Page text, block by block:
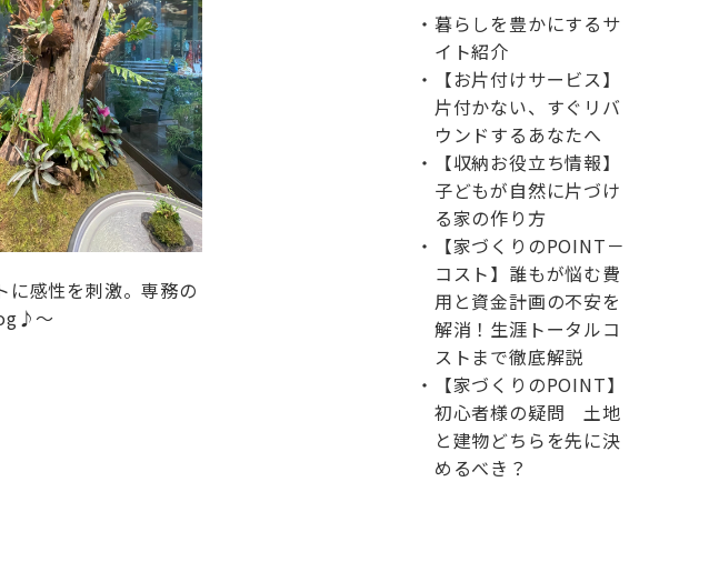
に感性を刺激。専務の
～
暮らしを豊かにするサ
イト紹介
【お片付けサービス】
片付かない、すぐリバ
ウンドするあなたへ
【収納お役立ち情報】
子どもが自然に片づけ
る家の作り方
【家づくりのPOINT－
コスト】誰もが悩む費
用と資金計画の不安を
解消！生涯トータルコ
ストまで徹底解説
【家づくりのPOINT】
初心者様の疑問 土地
と建物どちらを先に決
めるべき？